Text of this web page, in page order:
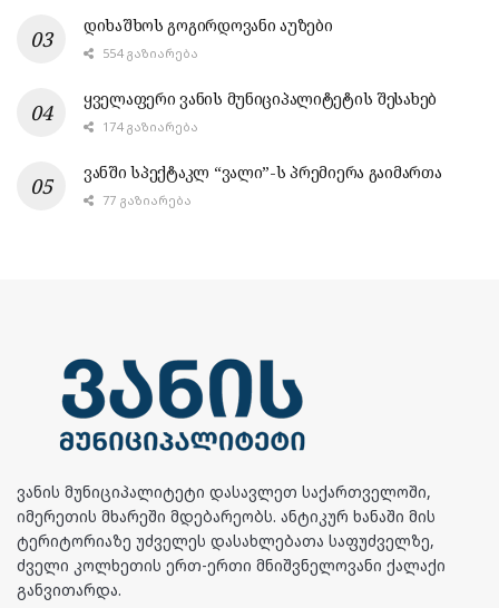
დიხაშხოს გოგირდოვანი აუზები
554 ᲒᲐᲖᲘᲐᲠᲔᲑᲐ
ყველაფერი ვანის მუნიციპალიტეტის შესახებ
174 ᲒᲐᲖᲘᲐᲠᲔᲑᲐ
ვანში სპექტაკლ “ვალი”-ს პრემიერა გაიმართა
77 ᲒᲐᲖᲘᲐᲠᲔᲑᲐ
ვანის მუნიციპალიტეტი დასავლეთ საქართველოში,
იმერეთის მხარეში მდებარეობს. ანტიკურ ხანაში მის
ტერიტორიაზე უძველეს დასახლებათა საფუძველზე,
ძველი კოლხეთის ერთ-ერთი მნიშვნელოვანი ქალაქი
განვითარდა.